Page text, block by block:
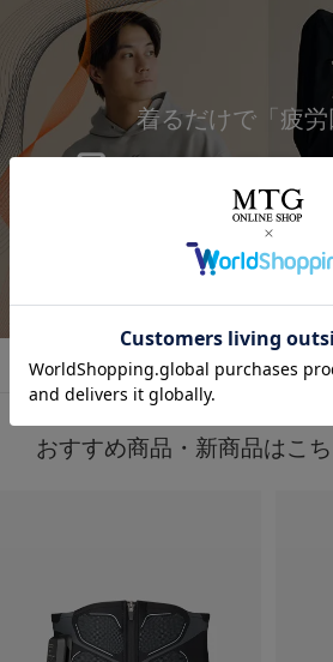
着るだけで「疲
詳しくはこちら
気になってた “リカバリーウェア”🛏
着るだけで「疲労回復」
子育てで毎日くたくたな身体を労わり
時に、
これは着るだけで、疲労回復できるら
肌触りもいいから着ていて楽なのもい
#シックスパッド
#リカバリーウェア
着るだけで「疲労回復」ができるウェ
お家でのまったり時間にも着れるし普
🩶筋肉のハリ・コリの緩和
🩶筋肉の疲れを軽減
日々の疲れを和らげてくれるんだって
天然鉱石を糸に練りこんで作られた特
着心地もめっちゃよきだよ❤️‍🔥
#PR
おすすめ商品・新商品はこ